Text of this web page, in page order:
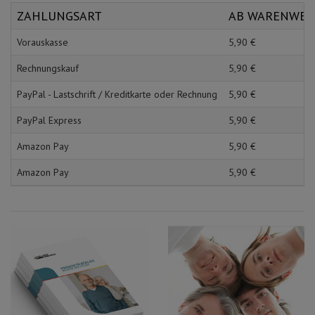
Ärmelschoner
Unterlagen und
ZAHLUNGSART AB
Vorauskasse 5,90 €
Rechnungskauf 5,90 €
PayPal - Lastschrift / Kreditkarte oder Rechnung 5,90 €
PayPal Express 5,90 €
Amazon Pay 5,90 €
Amazon Pay 5,90 €